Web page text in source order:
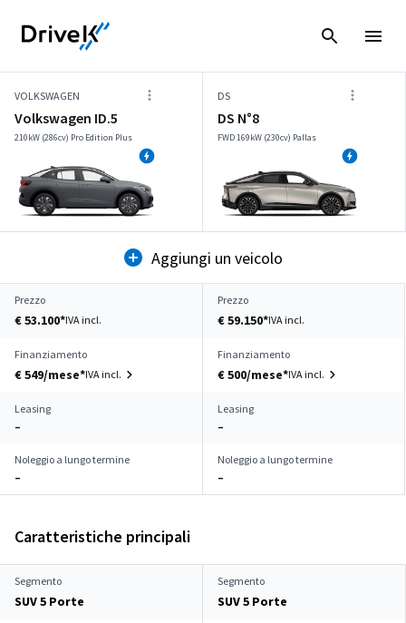
VOLKSWAGEN
Volkswagen ID.5
210kW (286cv) Pro Edition Plus
DS
DS N°8
FWD 169kW (230cv) Pallas
Aggiungi un veicolo
Prezzo
€ 53.100*IVA incl.
Prezzo
€ 59.150*IVA incl.
Finanziamento
€ 549/mese*IVA incl.
Finanziamento
€ 500/mese*IVA incl.
Leasing
–
Leasing
–
Noleggio a lungo termine
–
Noleggio a lungo termine
–
Caratteristiche principali
Segmento
SUV 5 Porte
Segmento
SUV 5 Porte